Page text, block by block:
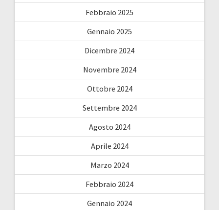
Febbraio 2025
Gennaio 2025
Dicembre 2024
Novembre 2024
Ottobre 2024
Settembre 2024
Agosto 2024
Aprile 2024
Marzo 2024
Febbraio 2024
Gennaio 2024